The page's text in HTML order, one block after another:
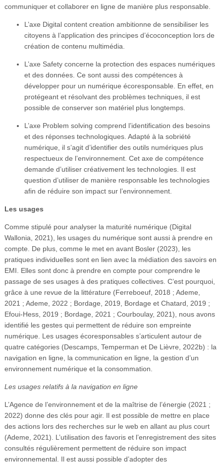
communiquer et collaborer en ligne de manière plus responsable.
L’axe Digital content creation ambitionne de sensibiliser les
citoyens à l’application des principes d’écoconception lors de
création de contenu multimédia.
L’axe Safety concerne la protection des espaces numériques
et des données. Ce sont aussi des compétences à
développer pour un numérique écoresponsable. En effet, en
protégeant et résolvant des problèmes techniques, il est
possible de conserver son matériel plus longtemps.
L’axe Problem solving comprend l’identification des besoins
et des réponses technologiques. Adapté à la sobriété
numérique, il s’agit d’identifier des outils numériques plus
respectueux de l’environnement. Cet axe de compétence
demande d’utiliser créativement les technologies. Il est
question d’utiliser de manière responsable les technologies
afin de réduire son impact sur l’environnement.
Les usages
Comme stipulé pour analyser la maturité numérique (Digital
Wallonia, 2021), les usages du numérique sont aussi à prendre en
compte. De plus, comme le met en avant Bosler (2023), les
pratiques individuelles sont en lien avec la médiation des savoirs en
EMI. Elles sont donc à prendre en compte pour comprendre le
passage de ses usages à des pratiques collectives. C’est pourquoi,
grâce à une revue de la littérature (Ferreboeuf, 2018 ; Ademe,
2021 ; Ademe, 2022 ; Bordage, 2019, Bordage et Chatard, 2019 ;
Efoui-Hess, 2019 ; Bordage, 2021 ; Courboulay, 2021), nous avons
identifié les gestes qui permettent de réduire son empreinte
numérique. Les usages écoresponsables s’articulent autour de
quatre catégories (Descamps, Temperman et De Lièvre, 2022b) : la
navigation en ligne, la communication en ligne, la gestion d’un
environnement numérique et la consommation.
Les usages relatifs à la navigation en ligne
L’Agence de l’environnement et de la maîtrise de l’énergie (2021 ;
2022) donne des clés pour agir. Il est possible de mettre en place
des actions lors des recherches sur le web en allant au plus court
(Ademe, 2021). L’utilisation des favoris et l’enregistrement des sites
consultés régulièrement permettent de réduire son impact
environnemental. Il est aussi possible d’adopter des